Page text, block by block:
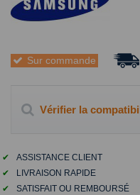
Sur commande
Vérifier la
✔
ASSISTANCE CLIENT
✔
LIVRAISON RAPIDE
✔
SATISFAIT OU REMBOURSÉ